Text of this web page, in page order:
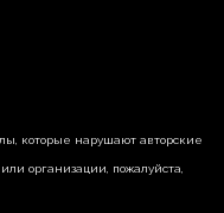
которые нарушают авторские
организации, пожалуйста,